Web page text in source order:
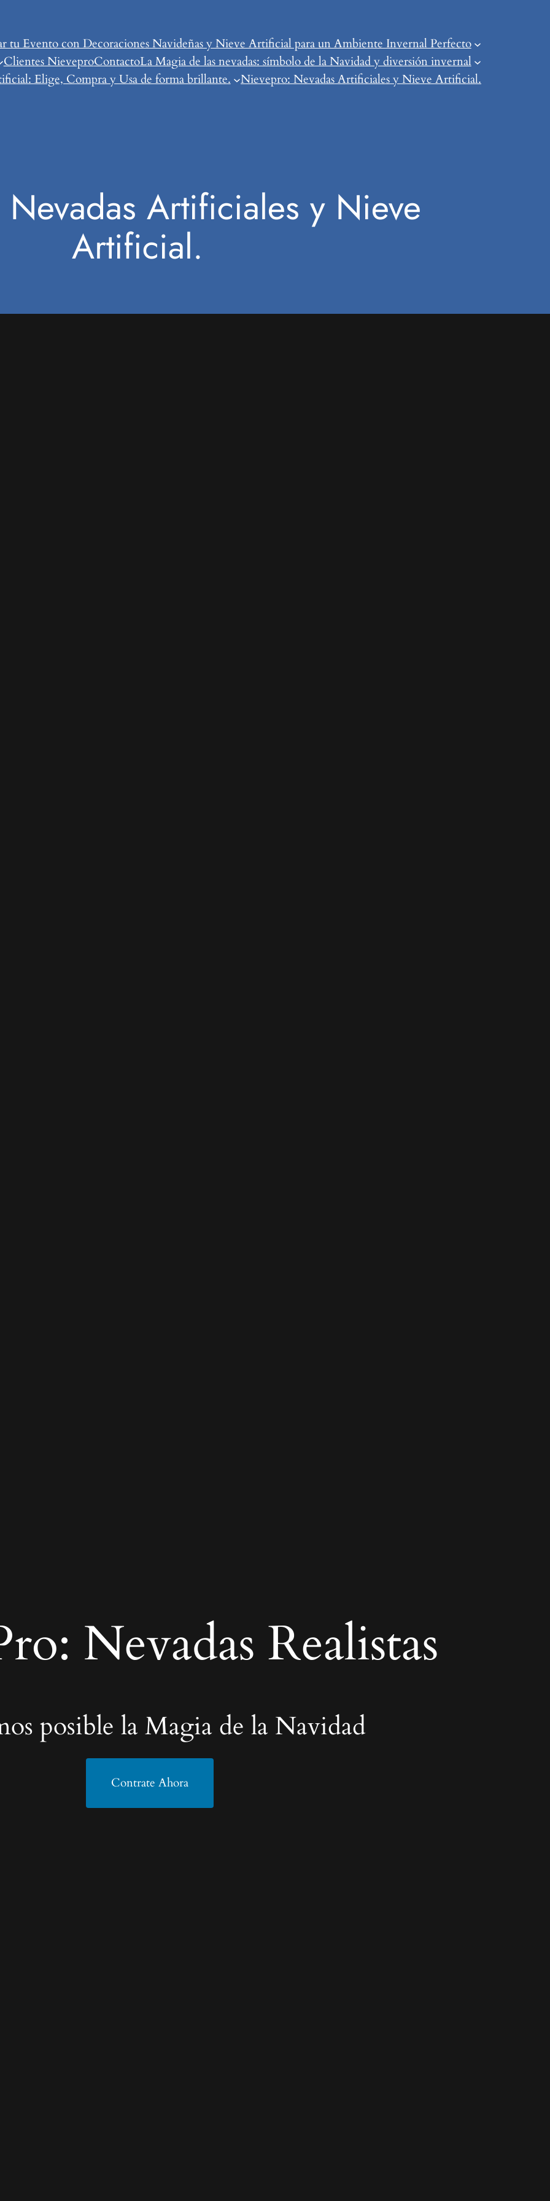
tu Evento con Decoraciones Navideñas y Nieve Artificial para un Ambiente Invernal Perfecto
Clientes NieveproContactoLa Magia de las nevadas: símbolo de la Navidad y diversión invernal
Elige, Compra y Usa de forma brillante.
Nievepro: Nevadas Artificiales y Nieve Artificial.
Artificiales y Nieve
Artificial.
Nevadas Realistas
posible la Magia de la Navidad
Contrate Ahora